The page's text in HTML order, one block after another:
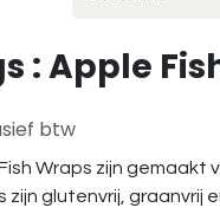
: Apple
btw
Wraps zijn gemaakt
zijn glutenvrij, graanvrij